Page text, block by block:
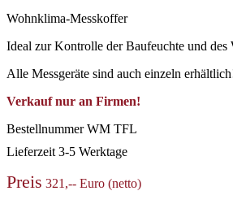
Wohnklima-Messkoffer
Ideal zur Kontrolle der Baufeuchte und des
Alle Messgeräte sind auch einzeln
Verkauf nur an Firmen!
BestellnummerWM TFL
Lieferzeit3-5 Werktage
Preis 321,-- Euro (netto)